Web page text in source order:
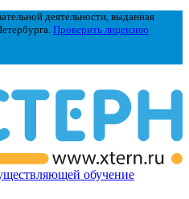
деятельности, выданная
Проверить лицензию
обучение